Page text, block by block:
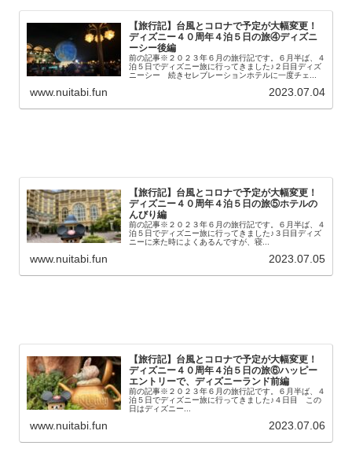
【旅行記】台風とコロナで予定が大幅変更！
ディズニー４０周年４泊５日の旅④ディズニ
ーシー後編
前の記事※２０２３年６月の旅行記です。６月半ば、４
泊５日でディズニー旅に行ってきました♪２日目ディズ
ニーシー 続きセレブレーションホテルに一度チェ...
www.nuitabi.fun 2023.07.04
【旅行記】台風とコロナで予定が大幅変更！
ディズニー４０周年４泊５日の旅⑤ホテルの
んびり編
前の記事※２０２３年６月の旅行記です。６月半ば、４
泊５日でディズニー旅に行ってきました♪３日目ディズ
ニーに来た時によくあるんですが、寝...
www.nuitabi.fun 2023.07.05
【旅行記】台風とコロナで予定が大幅変更！
ディズニー４０周年４泊５日の旅⑥ハッピー
エントリーで、ディズニーランド前編
前の記事※２０２３年６月の旅行記です。６月半ば、４
泊５日でディズニー旅に行ってきました♪４日目 この
日はディズニー...
www.nuitabi.fun 2023.07.06